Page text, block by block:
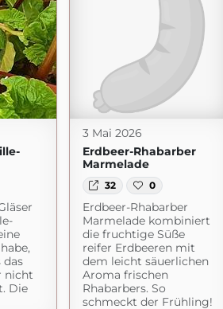
das
nicht
Die
3 Mai 2026
Erdbeer-Rhabarber
Marmelade
32 0
Erdbeer-Rhabarber
Marmelade kombiniert
die fruchtige Süße
reifer Erdbeeren mit
dem leicht säuerlichen
Aroma frischen
Rhabarbers. So
schmeckt der Frühling!